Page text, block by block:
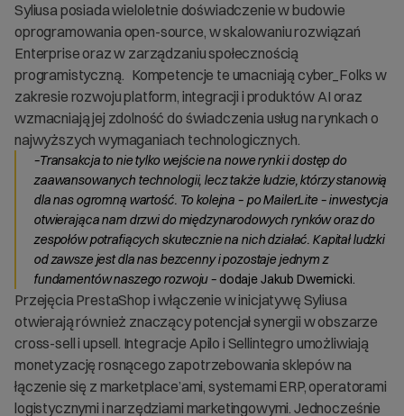
Syliusa posiada wieloletnie doświadczenie w budowie
oprogramowania open-source, w skalowaniu rozwiązań
Enterprise oraz w zarządzaniu społecznością
programistyczną. Kompetencje te umacniają cyber_Folks w
zakresie rozwoju platform, integracji i produktów AI oraz
wzmacniają jej zdolność do świadczenia usług na rynkach o
najwyższych wymaganiach technologicznych.
–Transakcja to nie tylko wejście na nowe rynki i dostęp do
zaawansowanych technologii, lecz także ludzie, którzy stanowią
dla nas ogromną wartość. To kolejna – po MailerLite – inwestycja
otwierająca nam drzwi do międzynarodowych rynków oraz do
zespołów potrafiących skutecznie na nich działać. Kapitał ludzki
od zawsze jest dla nas bezcenny i pozostaje jednym z
fundamentów naszego rozwoju – dodaje Jakub Dwernicki.
Przejęcia PrestaShop i włączenie w inicjatywę Syliusa
otwierają również znaczący potencjał synergii w obszarze
cross-sell i upsell. Integracje Apilo i Sellintegro umożliwiają
monetyzację rosnącego zapotrzebowania sklepów na
łączenie się z marketplace’ami, systemami ERP, operatorami
logistycznymi i narzędziami marketingowymi. Jednocześnie